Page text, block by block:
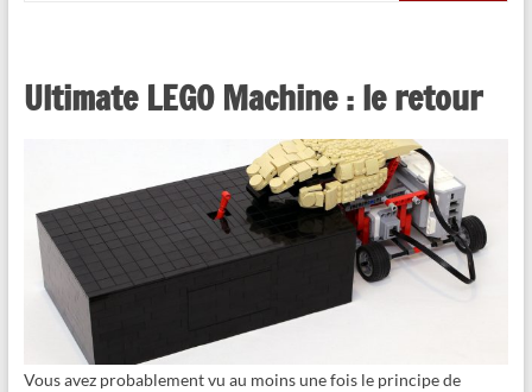
Ultimate LEGO Machine : le retour
Vous avez probablement vu au moins une fois le principe de